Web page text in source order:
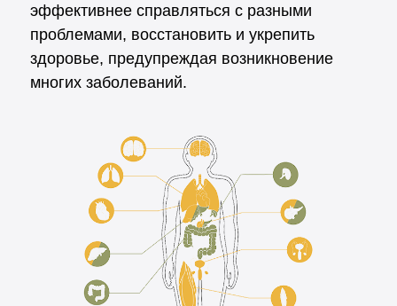
эффективнее справляться с разными
проблемами, восстановить и укрепить
здоровье, предупреждая возникновение
многих заболеваний.